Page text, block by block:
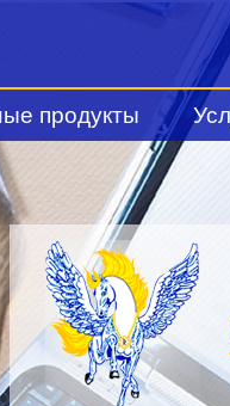
данных
продукты
государственных
здравоохранения
1С
сервер 1С